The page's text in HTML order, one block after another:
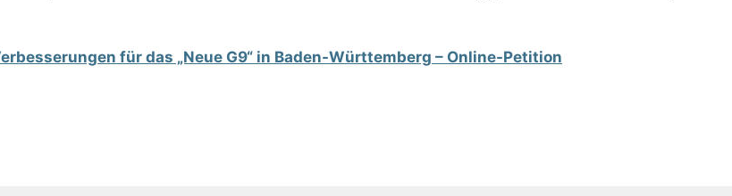
für das „Neue G9“ in Baden-Württemberg – Online-Petition